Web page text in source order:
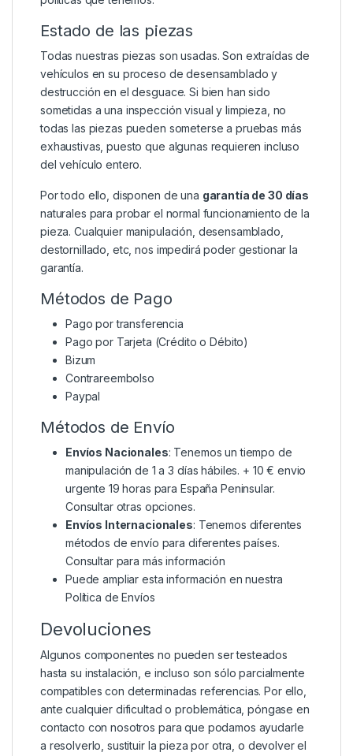
Estado de las piezas
Todas nuestras piezas son usadas. Son extraídas de
vehículos en su proceso de desensamblado y
destrucción en el desguace. Si bien han sido
sometidas a una inspección visual y limpieza, no
todas las piezas pueden someterse a pruebas más
exhaustivas, puesto que algunas requieren incluso
del vehículo entero.
Por todo ello, disponen de una garantía de 30 días
naturales para probar el normal funcionamiento de la
pieza. Cualquier manipulación, desensamblado,
destornillado, etc, nos impedirá poder gestionar la
garantía.
Métodos de Pago
Pago por transferencia
Pago por Tarjeta (Crédito o Débito)
Bizum
Contrareembolso
Paypal
Métodos de Envío
Envíos Nacionales: Tenemos un tiempo de
manipulación de 1 a 3 días hábiles. + 10 € envio
urgente 19 horas para España Peninsular.
Consultar otras opciones.
Envíos Internacionales: Tenemos diferentes
métodos de envío para diferentes países.
Consultar para más información
Puede ampliar esta información en nuestra
Política de Envíos
Devoluciones
Algunos componentes no pueden ser testeados
hasta su instalación, e incluso son sólo parcialmente
compatibles con determinadas referencias. Por ello,
ante cualquier dificultad o problemática, póngase en
contacto con nosotros para que podamos ayudarle
a resolverlo, sustituir la pieza por otra, o devolver el